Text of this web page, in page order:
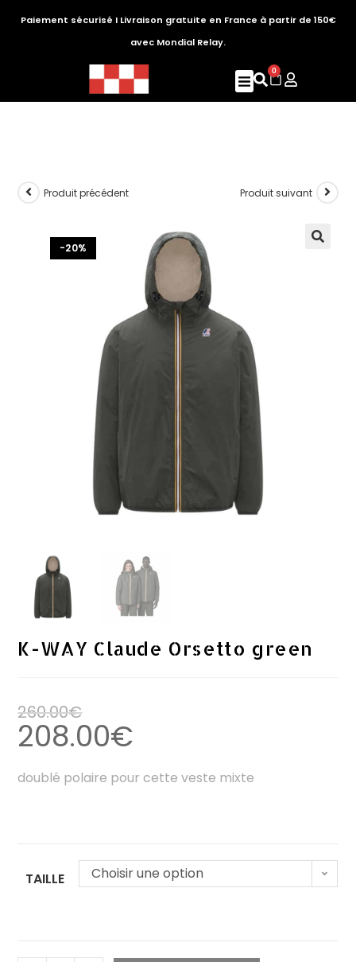
Paiement sécurisé I Livraison gratuite en France à partir de 150€
avec Mondial Relay.
0
-20%
Produit précédent Produit suivant
K-WAY Claude Orsetto green
260.00€
208.00€
doublé polaire pour cette veste mixte
TAILLE Choisir une option